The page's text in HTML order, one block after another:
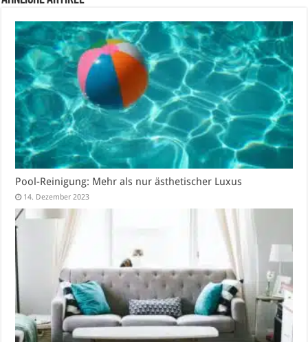
Pool-Reinigung: Mehr als nur ästhetischer Luxus
14. Dezember 2023